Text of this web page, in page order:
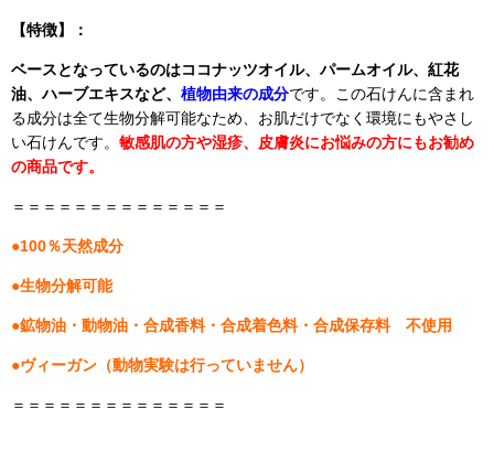
【特徴】：
ベースとなっているのはココナッツオイル、パームオイル、 紅花
油、ハーブエキスなど、 植物由来の成分です。この石けんに含まれ
る成分は全て生物分解可能なため、お肌だけでなく環境にもやさし
い石けんです。 敏感肌の方や湿疹、皮膚炎にお悩みの方にもお勧め
の商品です。
＝＝＝＝＝＝＝＝＝＝＝＝＝＝
●100％天然成分
●生物分解可能
●鉱物油・動物油 ・ 合成香料・合成着色料・合成保存料 不使用
●ヴィーガン（動物実験は行っていません）
＝＝＝＝＝＝＝＝＝＝＝＝＝＝